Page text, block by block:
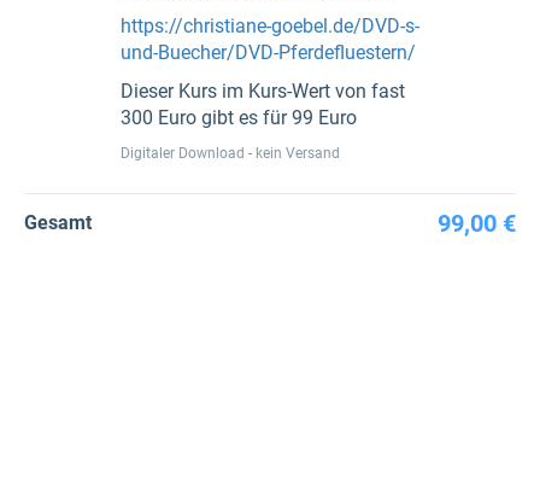
https://christiane-goebel.de/DVD-s-
und-Buecher/DVD-Pferdefluestern/
Dieser Kurs im Kurs-Wert von fast
300 Euro gibt es für 99 Euro
Digitaler Download - kein Versand
Gesamt 99,00 €